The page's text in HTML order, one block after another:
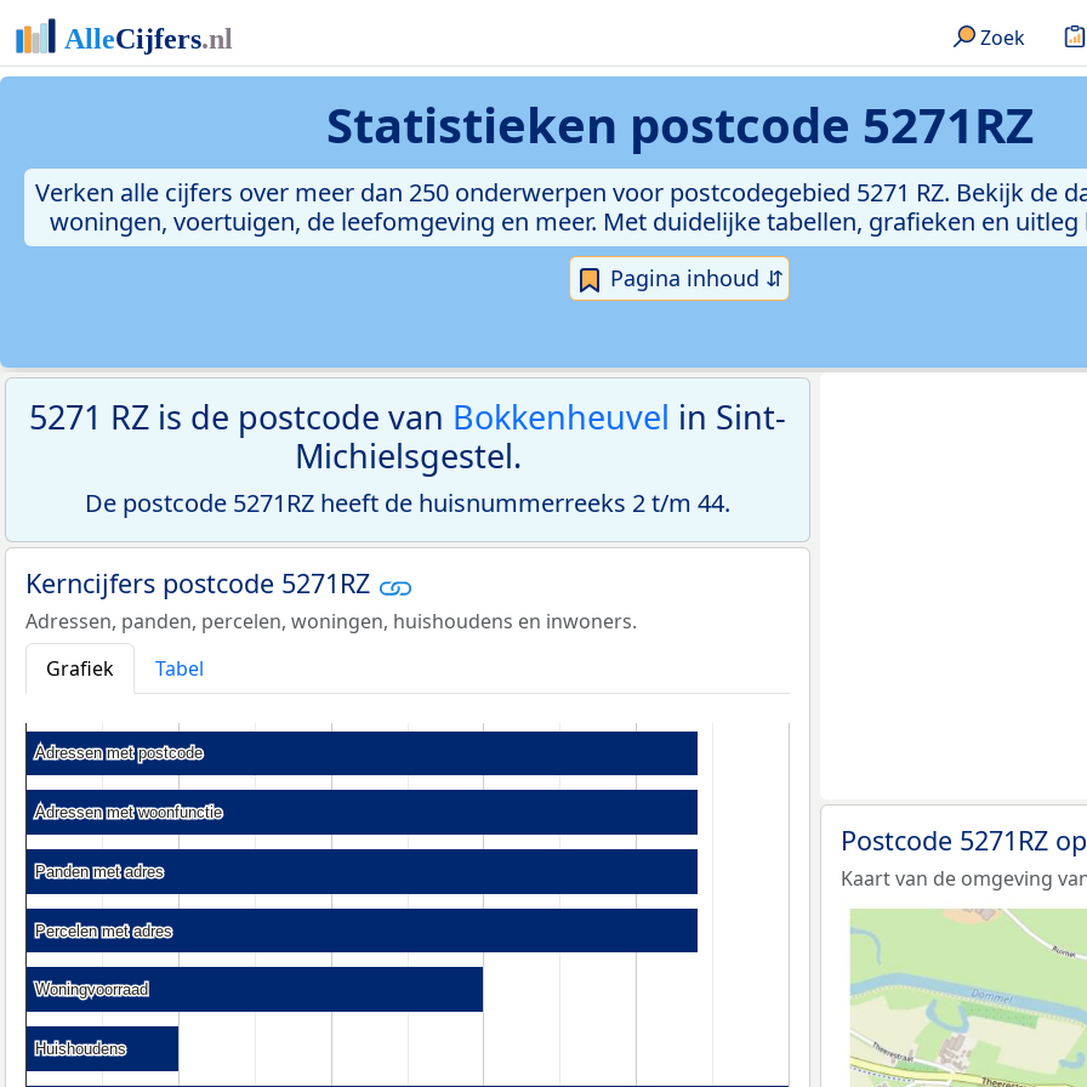
Zoek
Statistieken postcode 5271RZ
Verken alle cijfers over meer dan 250 onderwerpen voor postcodegebied 5271 RZ. Bekijk de
woningen, voertuigen, de leefomgeving en meer. Met duidelijke tabellen, grafieken en
Pagina inhoud ⇵
5271 RZ is de postcode van Bokkenheuvel in Sint-
Michielsgestel.
De postcode 5271RZ heeft de huisnummerreeks 2 t/m 44.
Kerncijfers postcode 5271RZ
Adressen, panden, percelen, woningen, huishoudens en inwoners.
Grafiek
Tabel
Adressen met postcode
Adressen met postcode
Adressen met woonfunctie
Adressen met woonfunctie
Panden met adres
Panden met adres
Percelen met adres
Percelen met adres
Woningvoorraad
Woningvoorraad
Huishoudens
Huishoudens
Postcode 5271RZ
Kaart van de omgeving